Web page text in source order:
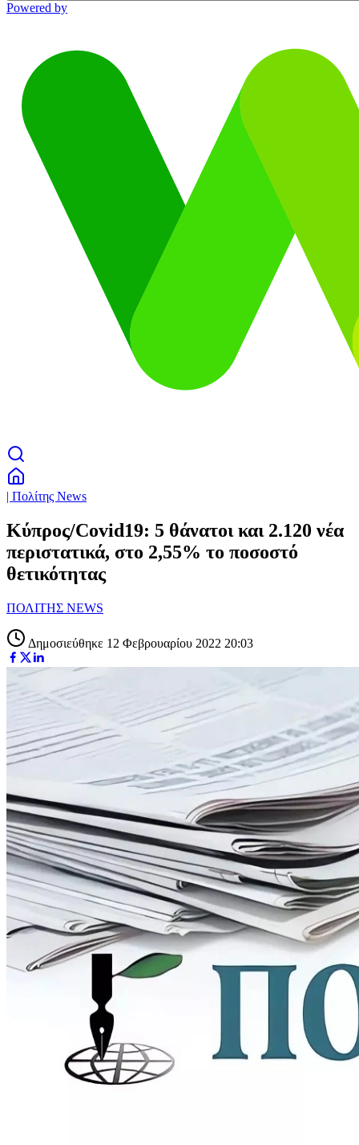
Powered by
| Πολίτης News
Κύπρος/Covid19: 5 θάνατοι και 2.120 νέα
περιστατικά, στο 2,55% το ποσοστό
θετικότητας
ΠΟΛΙΤΗΣ NEWS
Δημοσιεύθηκε 12 Φεβρουαρίου 2022 20:03